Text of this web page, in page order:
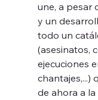
une, a pesar
y un
todo un
(asesinatos,
ejecuciones
chantajes,...)
de ahora a